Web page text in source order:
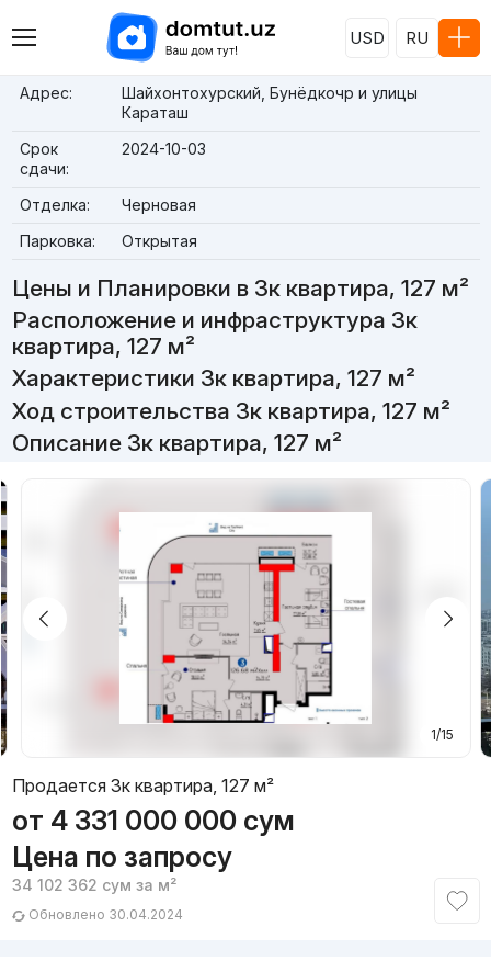
USD RU
Адрес:
Шайхонтохурский, Бунёдкочр и улицы
Караташ
Срок
сдачи:
2024-10-03
Отделка:
Черновая
Парковка:
Открытая
Цены и Планировки в 3к квартира, 127 м²
Расположение и инфраструктура 3к
квартира, 127 м²
Характеристики 3к квартира, 127 м²
Ход строительства 3к квартира, 127 м²
Описание 3к квартира, 127 м²
1/15
Продается 3к квартира, 127 м²
от 4 331 000 000 сум
Цена по запросу
34 102 362 сум за м²
Обновлено 30.04.2024